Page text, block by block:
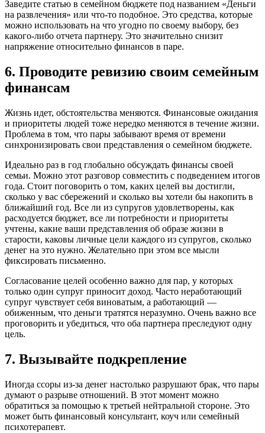
Заведите статью в семейном бюджете под названием «Деньги
на развлечения» или что-то подобное. Это средства, которые
можно использовать на что угодно по своему выбору, без
какого-либо отчета партнеру. Это значительно снизит
напряжение относительно финансов в паре.
6. Проводите ревизию своим семейным
финансам
Жизнь идет, обстоятельства меняются. Финансовые ожидания
и приоритеты людей тоже нередко меняются в течение жизни.
Проблема в том, что пары забывают время от времени
синхронизировать свои представления о семейном бюджете.
Идеально раз в год глобально обсуждать финансы своей
семьи. Можно этот разговор совместить с подведением итогов
года. Стоит поговорить о том, каких целей вы достигли,
сколько у вас сбережений и сколько вы хотели бы накопить в
ближайший год. Все ли из супругов удовлетворены, как
расходуется бюджет, все ли потребности и приоритеты
учтены, какие ваши представления об образе жизни в
старости, каковы личные цели каждого из супругов, сколько
денег на это нужно. Желательно при этом все мысли
фиксировать письменно.
Согласование целей особенно важно для пар, у которых
только один супруг приносит доход. Часто неработающий
супруг чувствует себя виноватым, а работающий —
обиженным, что деньги тратятся неразумно. Очень важно все
проговорить и убедиться, что оба партнера преследуют одну
цель.
7. Вызывайте подкрепление
Иногда ссоры из-за денег настолько разрушают брак, что пары
думают о разрыве отношений. В этот момент можно
обратиться за помощью к третьей нейтральной стороне. Это
может быть финансовый консультант, коуч или семейный
психотерапевт.